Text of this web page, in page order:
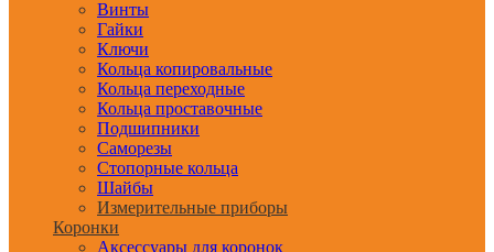
Винты
Гайки
Ключи
Кольца копировальные
Кольца переходные
Кольца проставочные
Подшипники
Саморезы
Стопорные кольца
Шайбы
Измерительные приборы
Коронки
Аксессуары для коронок